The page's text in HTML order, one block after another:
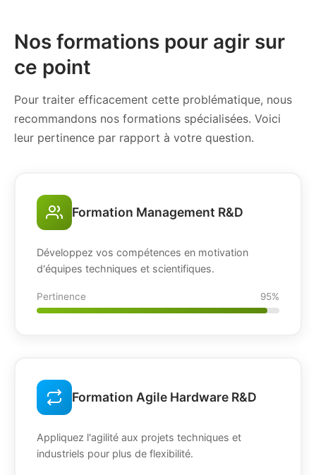
Nos formations pour agir sur
ce point
Pour traiter efficacement cette problématique, nous
recommandons nos formations spécialisées. Voici
leur pertinence par rapport à votre question.
Formation Management R&D
Développez vos compétences en motivation
d'équipes techniques et scientifiques.
Pertinence 95%
Formation Agile Hardware R&D
Appliquez l'agilité aux projets techniques et
industriels pour plus de flexibilité.